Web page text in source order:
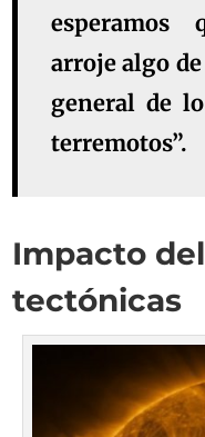
esperamos
arroje algo
general de
terremotos”.
Impacto
tectónicas